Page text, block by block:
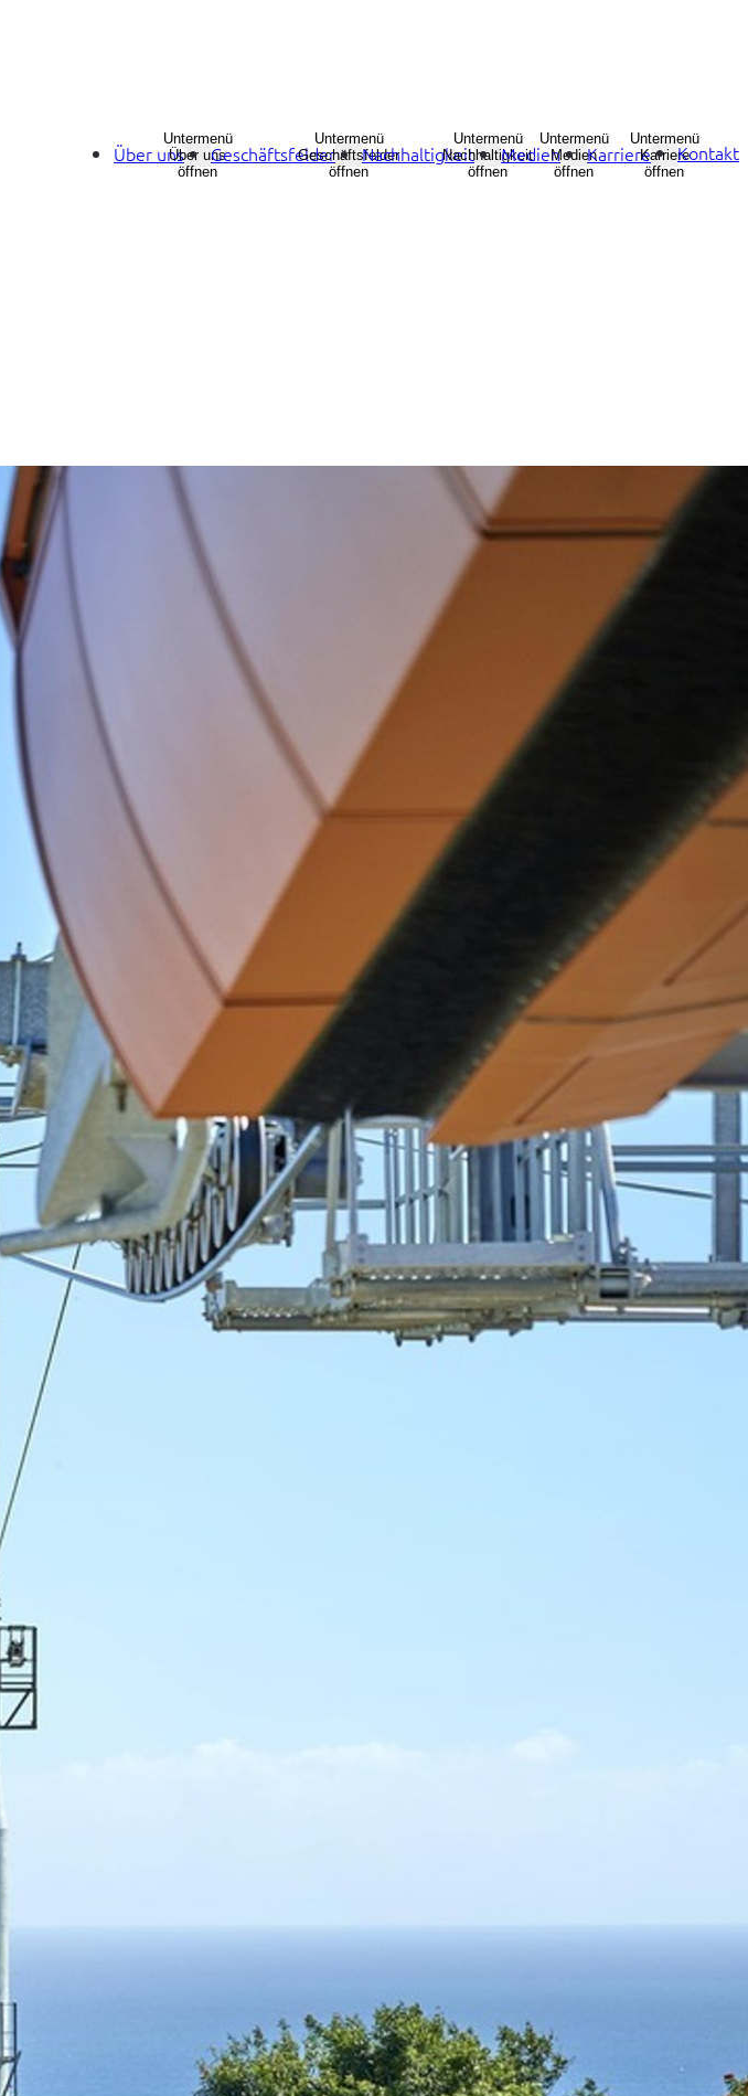
Über uns
Untermenü
Über uns
öffnen
Geschäftsfelder
Untermenü
Geschäftsfelder
öffnen
Nachhaltigkeit
Untermenü
Nachhaltigkeit
öffnen
Medien
Untermenü
Medien
öffnen
Karriere
Untermenü
Karriere
öffnen
Kontakt